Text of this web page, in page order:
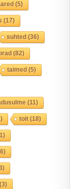
(5)
(17)
suhted(36)
(82)
taimed(5)
(11)
toit(18)